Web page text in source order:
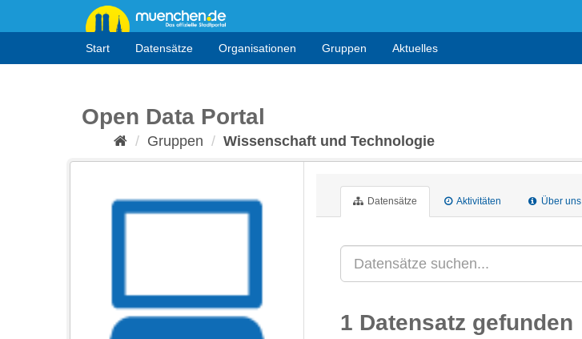
Start Datensätze Organisationen Gruppen Aktuelles
Open Data Portal
Gruppen Wissenschaft und Technologie
Datensätze Aktivitäten Über uns
1 Datensatz gefunden